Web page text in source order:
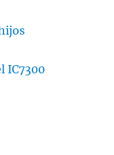
IC7300